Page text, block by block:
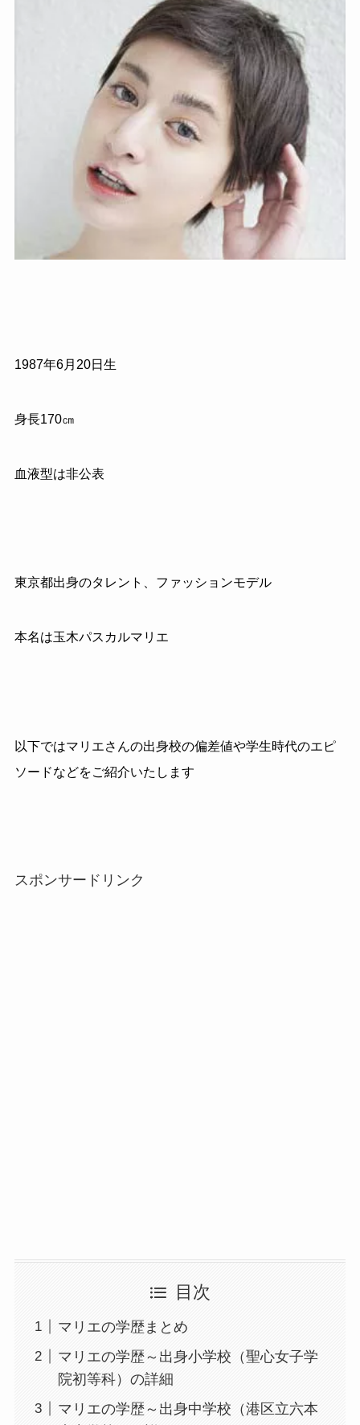
1987年6月 20日生
身長170㎝
血液型は非公表
東京都出身のタレント、ファッションモデル
本名は玉木パスカルマリエ
以下ではマリエさんの出身校の偏差値や学生時代のエピ
ソードなどをご紹介いたします
スポンサードリンク
目次
マリエの学歴まとめ
マリエの学歴～出身小学校（聖心女子学
院初等科）の詳細
マリエの学歴～出身中学校（港区立六本